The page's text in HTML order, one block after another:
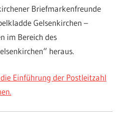
Briefmarkenfreunde
Gelsenkirchen –
im Bereich des
heraus.
Einführung der Postleitzahl